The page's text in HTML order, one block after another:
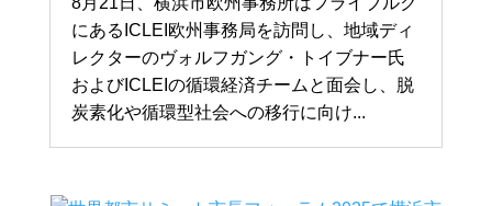
にあるICLEI欧州事務局を訪問し、地域ディ
レクターのヴォルフガング・トイブナー氏
およびICLEIの循環経済チームと面会し、脱
炭素化や循環型社会への移行に向け...